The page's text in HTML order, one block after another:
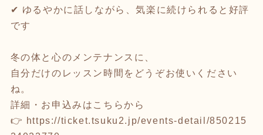
✔ ゆるやかに話しながら、気楽に続けられると好評
です
冬の体と心のメンテナンスに、
自分だけのレッスン時間をどうぞお使いください
ね。
詳細・お申込みはこちらから
👉 https://ticket.tsuku2.jp/events-detail/850215